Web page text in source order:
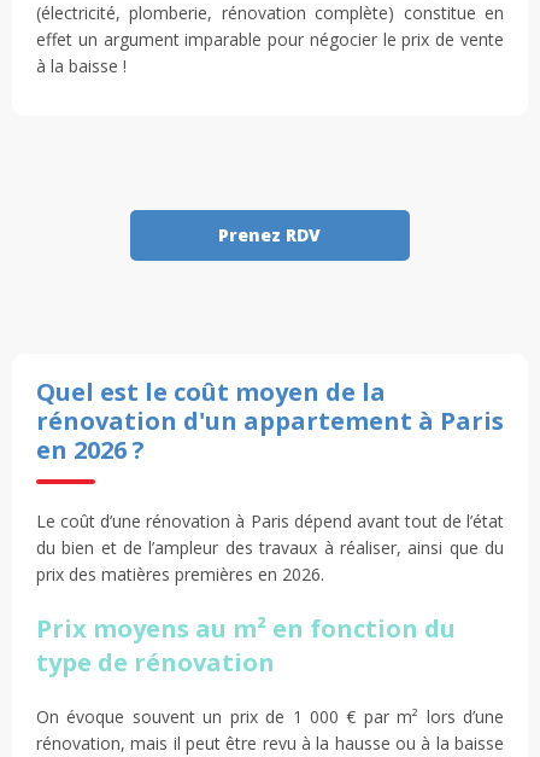
(électricité, plomberie, rénovation complète) constitue en
effet un argument imparable pour négocier le prix de vente
à la baisse !
Prenez RDV
Quel est le coût moyen de la
rénovation d'un appartement à Paris
en 2026 ?
Le coût d’une rénovation à Paris dépend avant tout de l’état
du bien et de l’ampleur des travaux à réaliser, ainsi que du
prix des matières premières en 2026.
Prix moyens au m² en fonction du
type de rénovation
On évoque souvent un prix de 1 000 € par m² lors d’une
rénovation, mais il peut être revu à la hausse ou à la baisse